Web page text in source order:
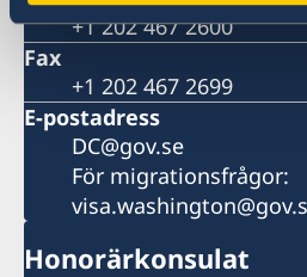
+1 202 467 2600
Fax
+1 202 467 2699
E-postadress
DC@gov.se
För migrationsfrågor:
Honorärkonsulat